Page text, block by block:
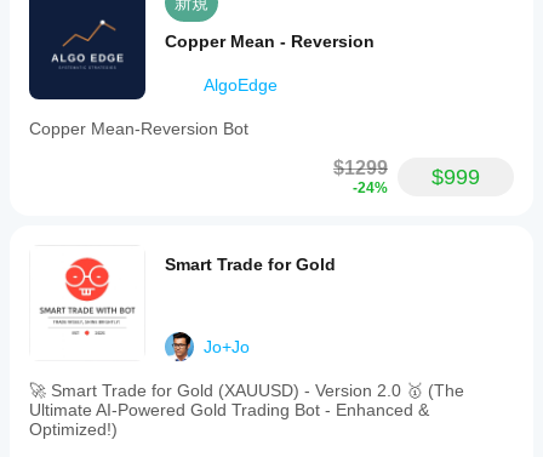
Copper Mean - Reversion
AlgoEdge
Copper Mean-Reversion Bot
$1299
-24% $999
Smart Trade for Gold
Jo+Jo
🚀 Smart Trade for Gold (XAUUSD) - Version 2.0 🥇 (The
Ultimate AI-Powered Gold Trading Bot - Enhanced &
Optimized!)